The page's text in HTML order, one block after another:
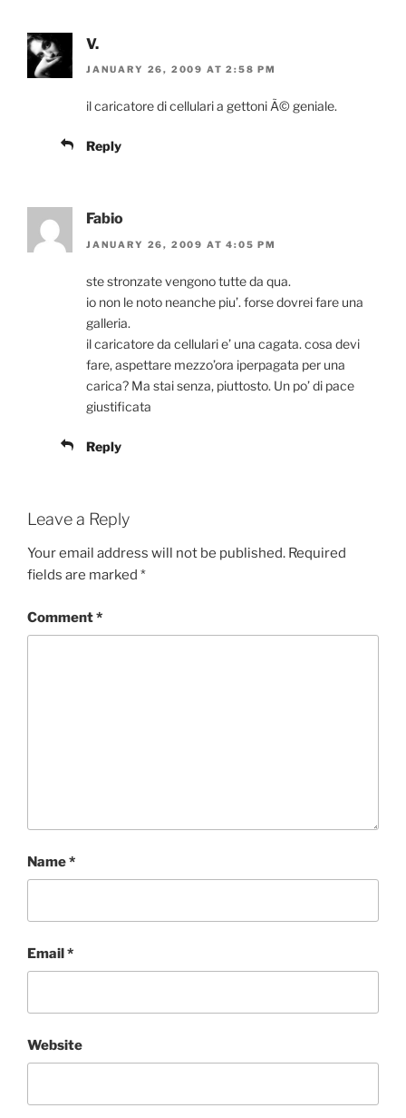
V.
JANUARY 26, 2009 AT 2:58 PM
il caricatore di cellulari a gettoni Ã© geniale.
Reply
Fabio
JANUARY 26, 2009 AT 4:05 PM
ste stronzate vengono tutte da qua.
io non le noto neanche piu’. forse dovrei fare una
galleria.
il caricatore da cellulari e’ una cagata. cosa devi
fare, aspettare mezzo’ora iperpagata per una
carica? Ma stai senza, piuttosto. Un po’ di pace
giustificata
Reply
Leave a Reply
Your email address will not be published. Required
fields are marked *
Comment*
Name*
Email*
Website